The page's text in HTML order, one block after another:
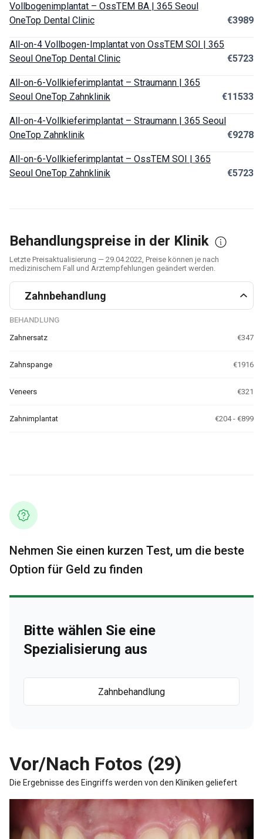
Vollbogenimplantat – OssTEM BA | 365 Seoul
OneTop Dental Clinic
€3989
All-on-4 Vollbogen-Implantat von OssTEM SOI | 365
Seoul OneTop Dental Clinic
€5723
All-on-6-Vollkieferimplantat – Straumann | 365
Seoul OneTop Zahnklinik
€11533
All-on-4-Vollkieferimplantat – Straumann | 365 Seoul
OneTop Zahnklinik
€9278
All-on-6-Vollkieferimplantat – OssTEM SOI | 365
Seoul OneTop Zahnklinik
€5723
Behandlungspreise in der Klinik
Letzte Preisaktualisierung — 29.04.2022, Preise können je nach
medizinischem Fall und Arztempfehlungen geändert werden.
Zahnbehandlung
BEHANDLUNG
Zahnersatz
€347
Zahnspange €1916
Veneers €321
Zahnimplantat €204 - €899
Nehmen Sie einen kurzen Test, um die beste
Option für Geld zu finden
Bitte wählen Sie eine
Spezialisierung aus
Zahnbehandlung
Vor/Nach Fotos (29)
Die Ergebnisse des Eingriffs werden von den Kliniken geliefert